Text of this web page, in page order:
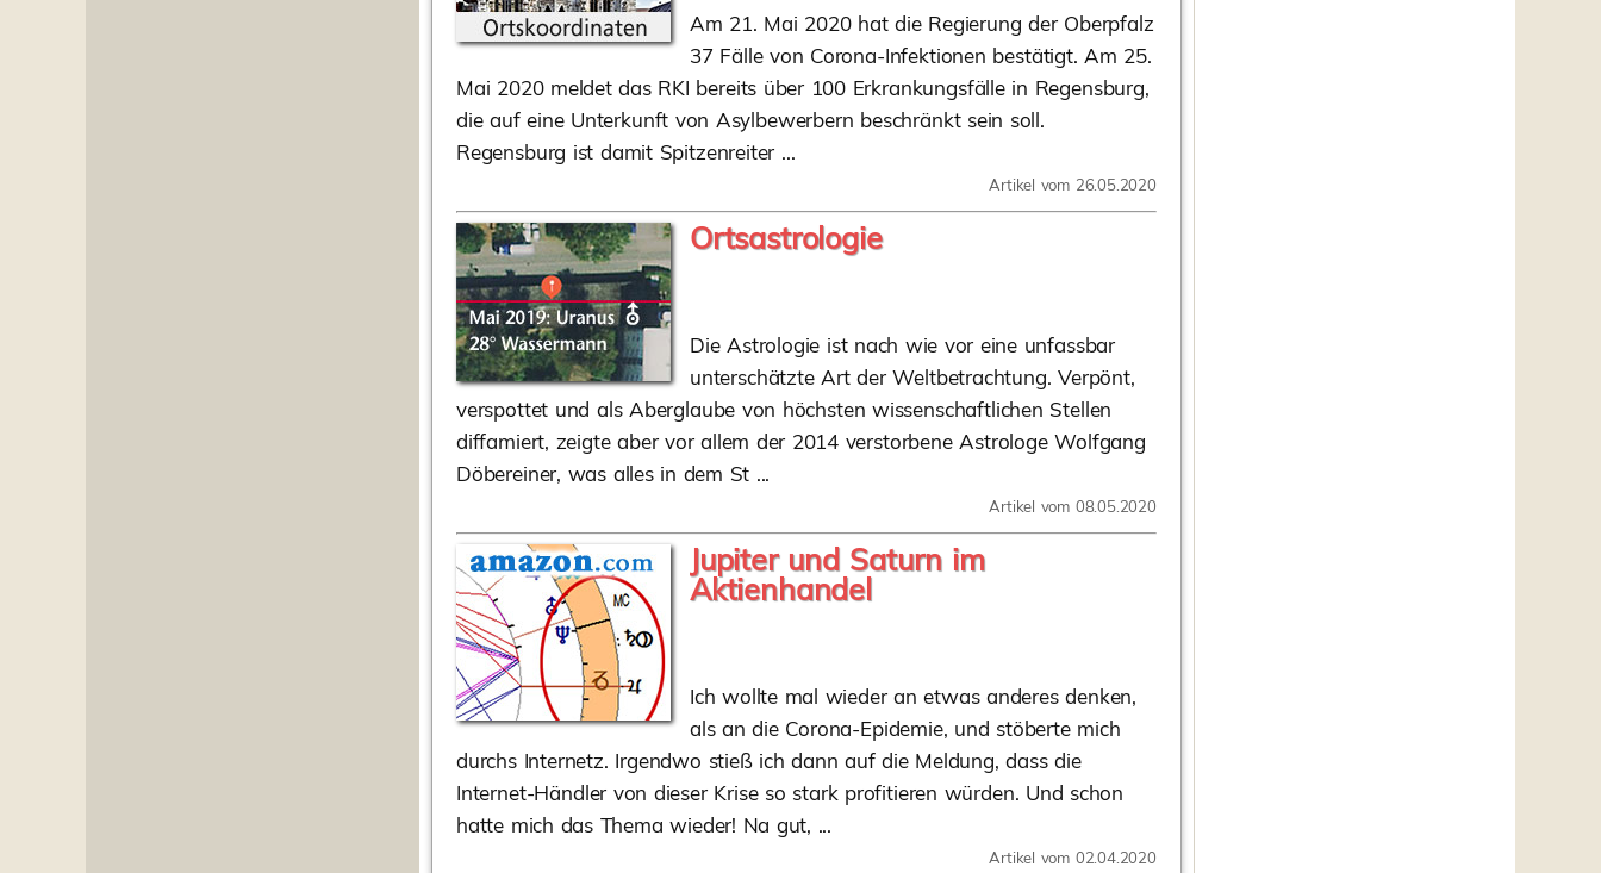
Am 21. Mai 2020 hat die Regierung der Oberpfalz
37 Fälle von Corona-Infektionen bestätigt. Am 25.
Mai 2020 meldet das RKI bereits über 100 Erkrankungsfälle in Regensburg,
die auf eine Unterkunft von Asylbewerbern beschränkt sein soll.
Regensburg ist damit Spitzenreiter ...
Artikel vom 26.05.2020
Ortsastrologie
Die Astrologie ist nach wie vor eine unfassbar
unterschätzte Art der Weltbetrachtung. Verpönt,
verspottet und als Aberglaube von höchsten wissenschaftlichen Stellen
diffamiert, zeigte aber vor allem der 2014 verstorbene Astrologe Wolfgang
Döbereiner, was alles in dem St ...
Artikel vom 08.05.2020
Jupiter und Saturn im
Aktienhandel
Ich wollte mal wieder an etwas anderes denken,
als an die Corona-Epidemie, und stöberte mich
durchs Internetz. Irgendwo stieß ich dann auf die Meldung, dass die
Internet-Händler von dieser Krise so stark profitieren würden. Und schon
hatte mich das Thema wieder! Na gut, ...
Artikel vom 02.04.2020